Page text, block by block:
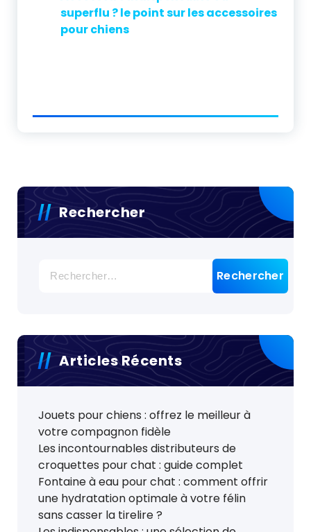
superflu ? le point sur les accessoires
pour chiens
Rechercher
Articles Récents
Jouets pour chiens : offrez le meilleur à
votre compagnon fidèle
Les incontournables distributeurs de
croquettes pour chat : guide complet
Fontaine à eau pour chat : comment offrir
une hydratation optimale à votre félin
sans casser la tirelire ?